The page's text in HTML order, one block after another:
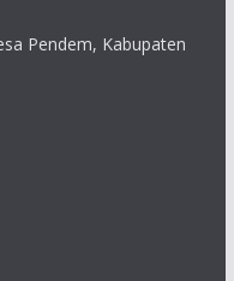
Pendem, Kabupaten